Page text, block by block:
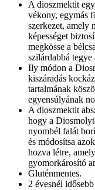
A dioszmektit
vékony, egymás
szerkezet, amely
képességet
megkösse a
szilárdabbá tegye
Ily módon a
kiszáradás
tartalmának
egyensúlyának
A dioszmektit
hogy a
nyombél falát
és módosítsa
hozva létre,
gyomorkárosító
Gluténmentes.
2 évesnél